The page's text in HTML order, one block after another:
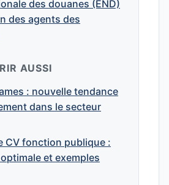
des douanes (END)
des agents des
AUSSI
: nouvelle tendance
dans le secteur
CV fonction publique :
et exemples